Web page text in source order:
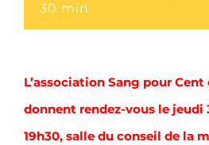
30 min
L’association Sang pour Cent
donnent rendez-vous le jeudi
19h30, salle du conseil de la